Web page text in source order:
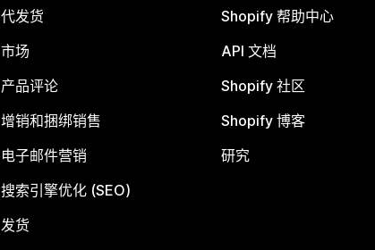
代发货
市场
产品评论
增销和捆绑销售
电子邮件营销
搜索引擎优化 (SEO)
发货
Shopify 帮助中心
API 文档
Shopify 社区
Shopify 博客
研究